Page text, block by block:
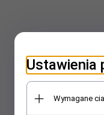
Ustawienia
Wymagane